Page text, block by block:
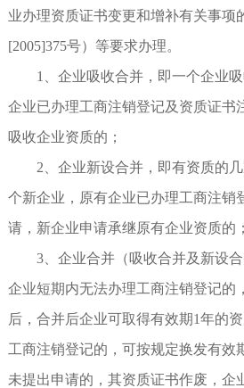
业办理资质证书变更和增补有关事项
[2005]375号）等要求办理。
1、企业吸收合并，即一个企业吸
企业已办理工商注销登记及资质证书
吸收企业资质的；
2、企业新设合并，即有资质的几
个新企业，原有企业已办理工商注销
请，新企业申请承继原有企业资质的；
3、企业合并（吸收合并及新设合
企业短期内无法办理工商注销登记的
后，合并后企业可取得有效期1年的
工商注销登记的，可按规定换发有效
未提出申请的，其资质证书作废，企